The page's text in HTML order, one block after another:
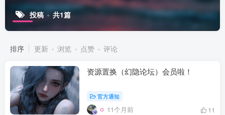
投稿 共1篇
排序 更新 浏览 点赞 评论
资源置换（幻隐论坛）会员啦！
官方通知
11个月前 11